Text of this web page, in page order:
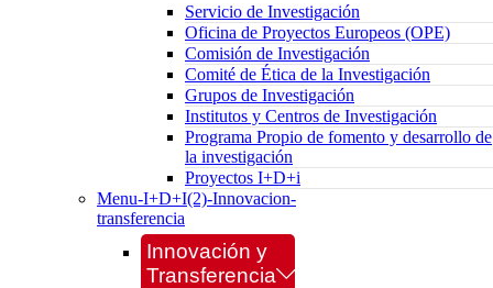
Servicio de Investigación
Oficina de Proyectos Europeos (OPE)
Comisión de Investigación
Comité de Ética de la Investigación
Grupos de Investigación
Institutos y Centros de Investigación
Programa Propio de fomento y desarrollo de
la investigación
Proyectos I+D+i
Menu-I+D+I(2)-Innovacion-
transferencia
Innovación y
Transferencia